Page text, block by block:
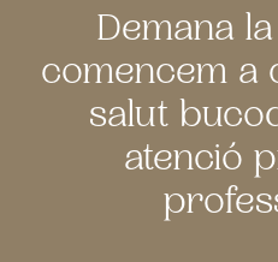
Demana
comencem a
salut
atenció